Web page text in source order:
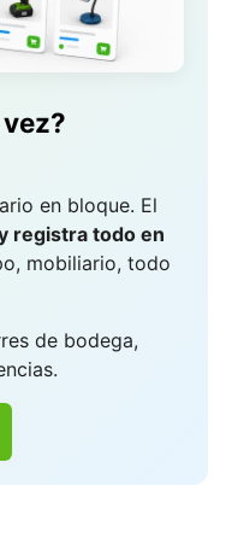
en bloque. El
registra todo en
mobiliario, todo
de bodega,